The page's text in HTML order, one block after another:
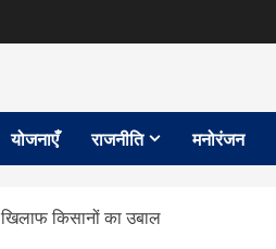
योजनाएँ राजनीति मनोरंजन
किसानों का उबाल